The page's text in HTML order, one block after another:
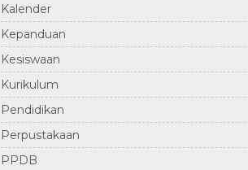
Kalender
Kepanduan
Kesiswaan
Kurikulum
Pendidikan
Perpustakaan
PPDB